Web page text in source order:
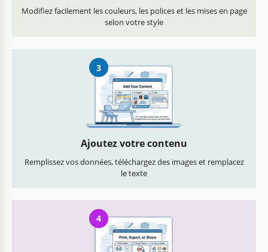
Modifiez facilement les couleurs, les polices et les mises en page
selon votre style
3
Ajoutez votre contenu
Remplissez vos données, téléchargez des images et remplacez
le texte
4